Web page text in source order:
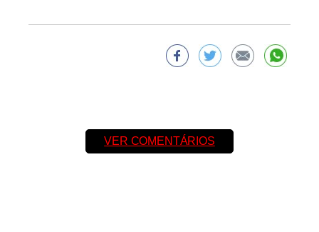
VER COMENTÁRIOS